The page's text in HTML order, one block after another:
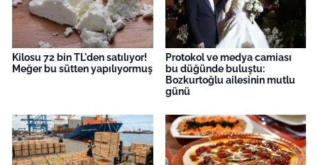
Kilosu 72 bin TL'den satılıyor!
Meğer bu sütten yapılıyormuş
Protokol ve medya camiası
bu düğünde buluştu:
Bozkurtoğlu ailesinin mutlu
günü